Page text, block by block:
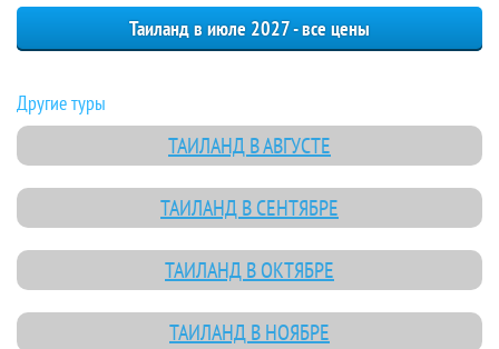
Таиланд в июле 2027 - все цены
Другие туры
ТАИЛАНД В АВГУСТЕ
ТАИЛАНД В СЕНТЯБРЕ
ТАИЛАНД В ОКТЯБРЕ
ТАИЛАНД В НОЯБРЕ